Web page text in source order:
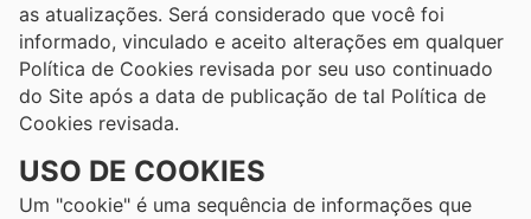
as atualizações. Será considerado que você foi
informado, vinculado e aceito alterações em qualquer
Política de Cookies revisada por seu uso continuado
do Site após a data de publicação de tal Política de
Cookies revisada.
USO DE COOKIES
Um "cookie" é uma sequência de informações que